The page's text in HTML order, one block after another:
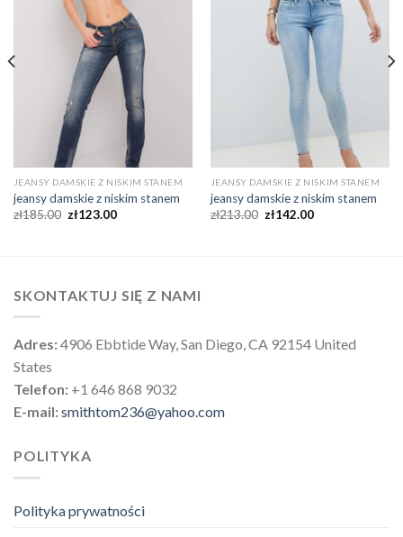
JEANSY DAMSKIE Z NISKIM STANEM
jeansy damskie z niskim stanem
zł185.00 zł123.00
JEANSY DAMSKIE Z NISKIM STANEM
jeansy damskie z niskim stanem
zł213.00 zł142.00
SKONTAKTUJ SIĘ Z NAMI
Adres:4906 Ebbtide Way, San Diego, CA 92154 United
States
Telefon: +1 646 868 9032
E-mail:smithtom236@yahoo.com
POLITYKA
Polityka prywatności